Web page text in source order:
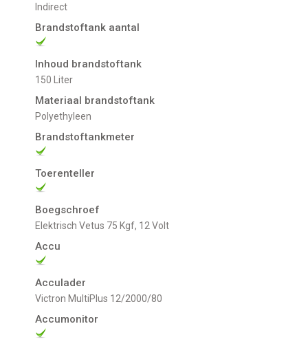
indirect
Brandstoftank aantal
Inhoud brandstoftank
150 Liter
Materiaal brandstoftank
Polyethyleen
Brandstoftankmeter
Toerenteller
Boegschroef
Elektrisch Vetus 75 Kgf, 12 Volt
Accu
Acculader
Victron MultiPlus 12/2000/80
Accumonitor